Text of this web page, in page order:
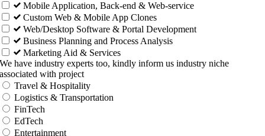
Mobile Application, Back-end & Web-service
Custom Web & Mobile App Clones
Web/Desktop Software & Portal Development
Business Planning and Process Analysis
Marketing Aid & Services
We have industry experts too, kindly inform us industry niche
associated with project
Travel & Hospitality
Logistics & Transportation
FinTech
EdTech
Entertainment